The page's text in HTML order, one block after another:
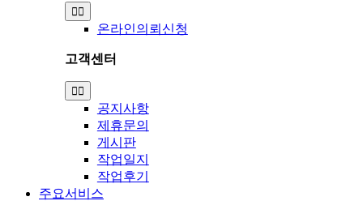
Toggle
Navigation
온라인의뢰신청
고객센터
Toggle
Navigation
공지사항
제휴문의
게시판
작업일지
작업후기
주요서비스